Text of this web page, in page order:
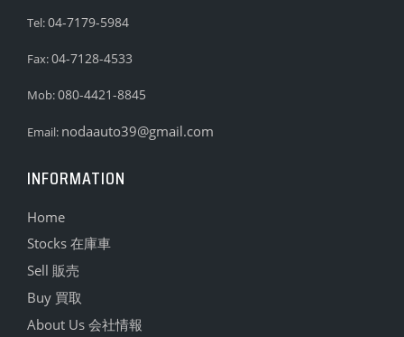
Tel:04-7179-5984
Fax:04-7128-4533
Mob:080-4421-8845
Email: nodaauto39@gmail.com
INFORMATION
Home
Stocks 在庫車
Sell 販売
Buy 買取
About Us 会社情報